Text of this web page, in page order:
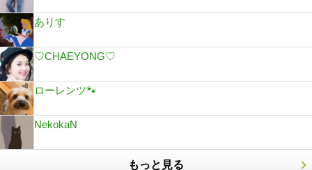
ありす
♡CHAEYONG♡
ローレンツ🐾
NekokaN
もっと見る